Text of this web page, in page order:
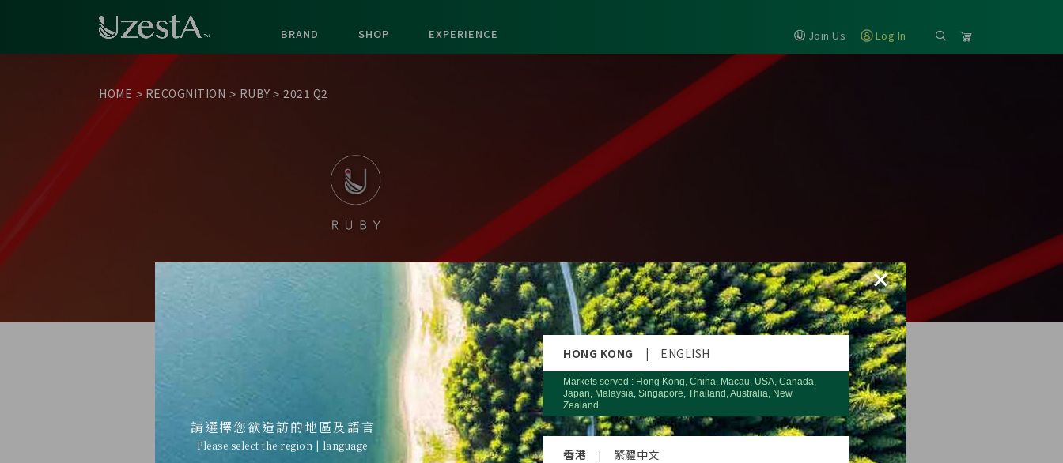
BRAND SHOP EXPERIENCE Join Us Log In
HOME >RECOGNITION > RUBY > 2021 Q2
2021 2023 2024 2025
Quarter 2 Quarter 3
×
請選擇您欲造訪的地區及語言
Please select the region | language
HONG KONG | ENGLISH
Markets served : Hong Kong, China, Macau, USA, Canada,
Japan, Malaysia, Singapore, Thailand, Australia, New
Zealand.
香港 | 繁體中文